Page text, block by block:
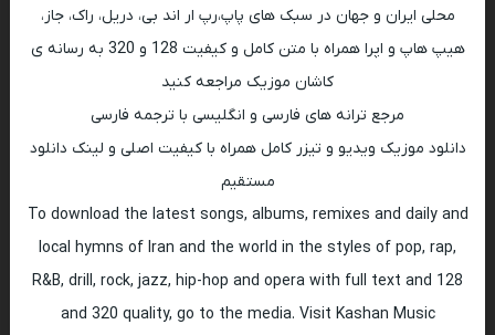
محلی ایران و جهان در سبک های پاپ،رپ ار اند بی، دریل، راک، جاز،
هیپ هاپ و اپرا همراه با متن کامل و کیفیت 128 و 320 به رسانه ی
کاشان موزیک مراجعه کنید
مرجع ترانه های فارسی و انگلیسی با ترجمه فارسی
دانلود موزیک ویدیو و تیزر کامل همراه با کیفیت اصلی و لینک دانلود
مستقیم
To download the latest songs, albums, remixes and daily and
local hymns of Iran and the world in the styles of pop, rap,
R&B, drill, rock, jazz, hip-hop and opera with full text and 128
and 320 quality, go to the media. Visit Kashan Music